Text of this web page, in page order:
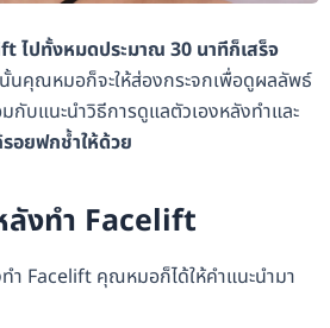
ไปทั้งหมดประมาณ 30 นาทีก็เสร็จ
นคุณหมอก็จะให้ส่องกระจกเพื่อดูผลลัพธ์
กับแนะนำวิธีการดูแลตัวเองหลังทำและ
อยฟกช้ำให้ด้วย
ลังทำ Facelift
ำ Facelift คุณหมอก็ได้ให้คำแนะนำมา